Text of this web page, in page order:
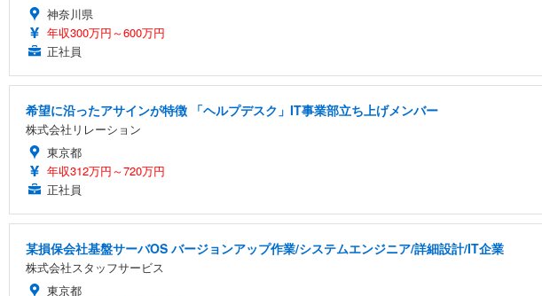
神奈川県
年収300万円～600万円
正社員
希望に沿ったアサインが特徴 「ヘルプデスク」IT事業部立ち上げメンバー
株式会社リレーション
東京都
年収312万円～720万円
正社員
某損保会社基盤サーバOS バージョンアップ作業/システムエンジニア/詳細設計/IT企業
株式会社スタッフサービス
東京都